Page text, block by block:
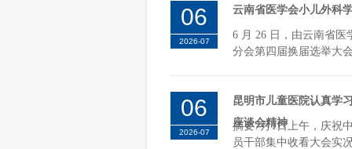
06
2026-07
云南省医学会小儿外科
6 月 26 日，由云南省医
分会第四届换届选举大
06
2026-07
昆明市儿童医院认真学
座谈会精神
摘要7月1日上午，庆祝
员干部集中收看大会实